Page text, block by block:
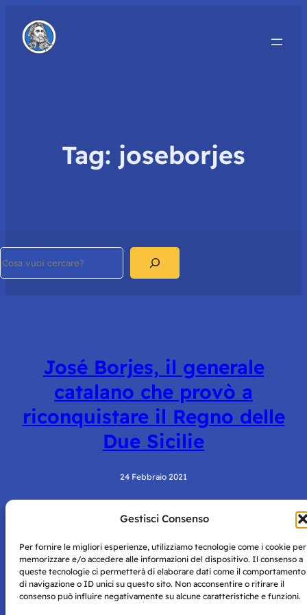
Gestisci Consenso
Per fornire le migliori esperienze, utilizziamo tecnologie come i cookie per
memorizzare e/o accedere alle informazioni del dispositivo. Il consenso a
queste tecnologie ci permetterà di elaborare dati come il comportamento
di navigazione o ID unici su questo sito. Non acconsentire o ritirare il
consenso può influire negativamente su alcune caratteristiche e funzioni.
Tag: joseborjes
José Borjes, il generale
catalano che provò a
riconquistare il Regno delle
Due Sicilie
24 Febbraio 2021